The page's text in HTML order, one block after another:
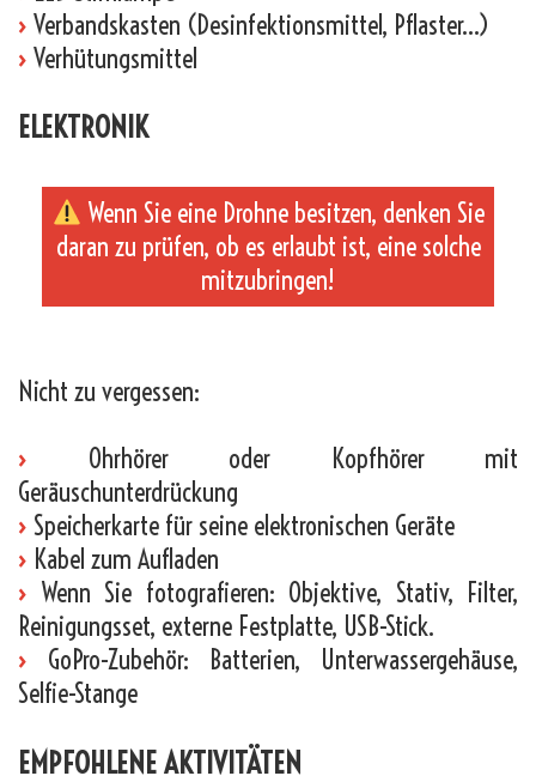
› Verbandskasten (Desinfektionsmittel, Pflaster…)
› Verhütungsmittel
ELEKTRONIK
Wenn Sie eine Drohne besitzen, denken Sie
daran zu prüfen, ob es erlaubt ist, eine solche
mitzubringen!
Nicht zu vergessen:
›
Ohrhörer oder Kopfhörer mit
Geräuschunterdrückung
› Speicherkarte für seine elektronischen Geräte
› Kabel zum Aufladen
› Wenn Sie fotografieren: Objektive, Stativ, Filter,
Reinigungsset, externe Festplatte, USB-Stick.
› GoPro-Zubehör: Batterien, Unterwassergehäuse,
Selfie-Stange
EMPFOHLENE AKTIVITÄTEN